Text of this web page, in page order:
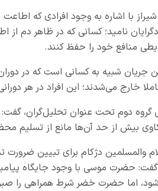
با اشاره به وجود افرادی که اطاعت
نامید؛ کسانی که در ظاهر دم از
منافع خود را حفظ کنند.
جریان شبیه به کسانی است که در
خارج می‌شدند؛ این افراد در هر
گروه دوم تحت عنوان تحلیل‌گران، گفت:
بیش از حد آن‌ها مانع از تسلیم محض
والمسلمین دژکام برای تبیین
گفت: حضرت موسی با وجود جایگاه
شود، اما حضرت خضر شرط همراهی را